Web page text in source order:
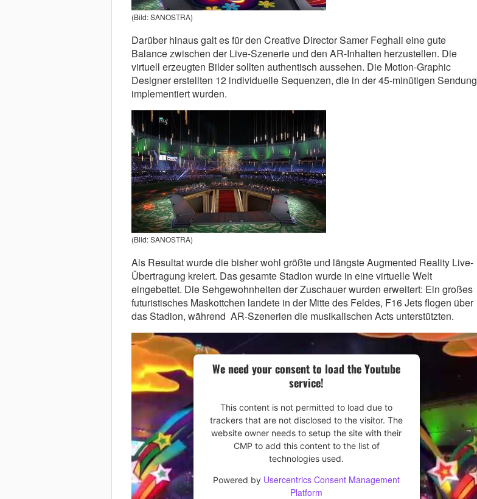
(Bild: SANOSTRA)
Darüber hinaus galt es für den Creative Director Samer Feghali eine gute
Balance zwischen der Live-Szenerie und den AR-Inhalten herzustellen. Die
virtuell erzeugten Bilder sollten authentisch aussehen. Die Motion-Graphic
Designer erstellten 12 individuelle Sequenzen, die in der 45-minütigen Sendung
implementiert wurden.
(Bild: SANOSTRA)
Als Resultat wurde die bisher wohl größte und längste Augmented Reality Live-
Übertragung kreiert. Das gesamte Stadion wurde in eine virtuelle Welt
eingebettet. Die Sehgewohnheiten der Zuschauer wurden erweitert: Ein großes
futuristisches Maskottchen landete in der Mitte des Feldes, F16 Jets flogen über
das Stadion, während AR-Szenerien die musikalischen Acts unterstützten.
We need your consent to load the Youtube
service!
This content is not permitted to load due to
trackers that are not disclosed to the visitor. The
website owner needs to setup the site with their
CMP to add this content to the list of
technologies used.
Powered by Usercentrics Consent Management
Platform